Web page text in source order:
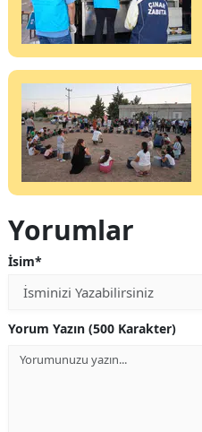
Yorumlar
İsim*
Yorum Yazın (500 Karakter)